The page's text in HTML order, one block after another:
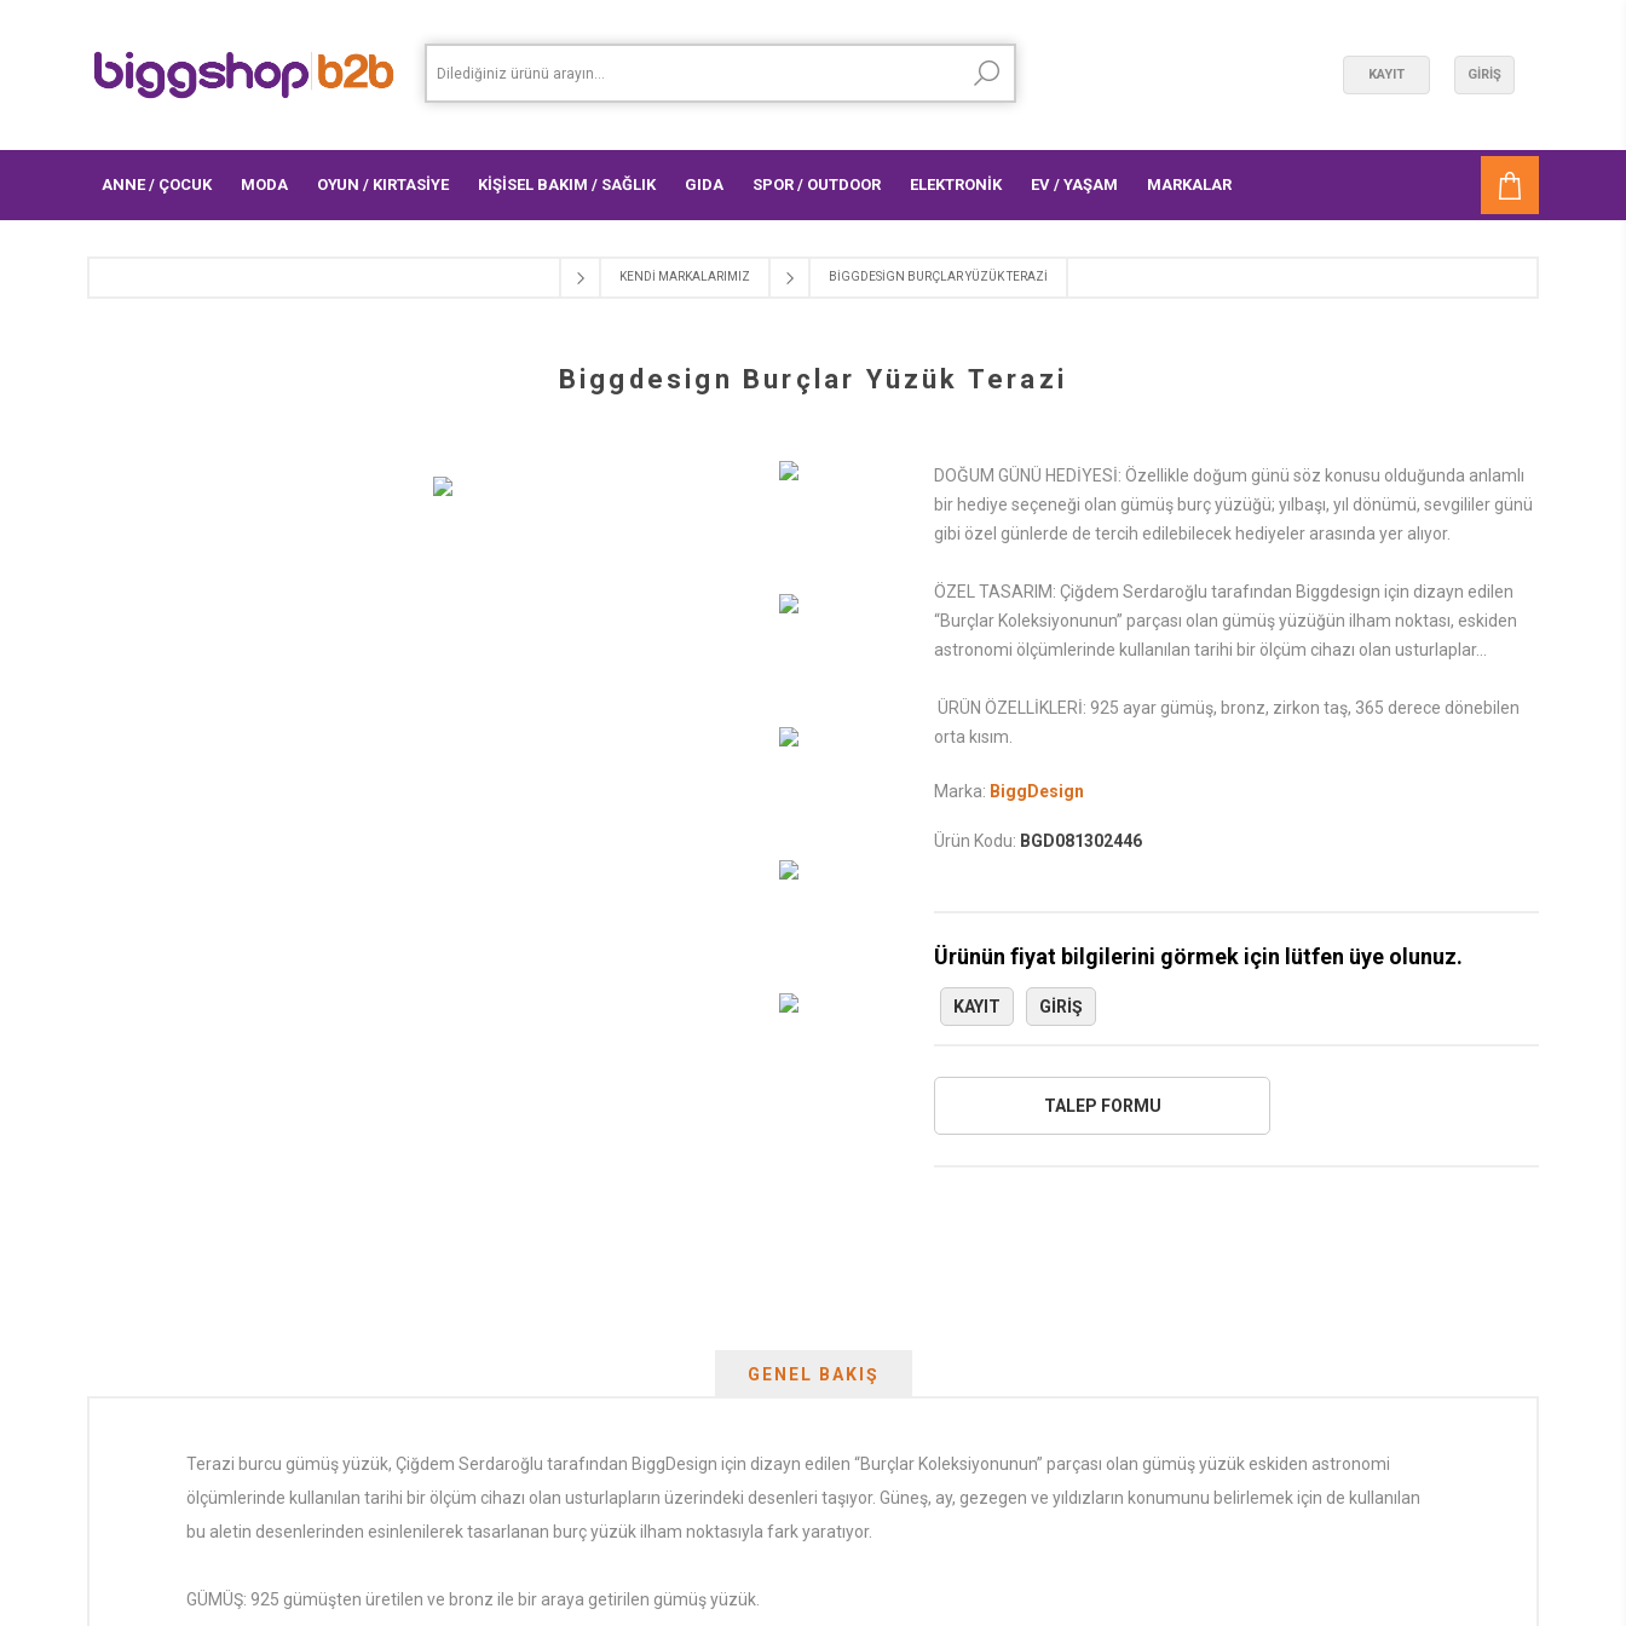
KAYIT GIRIŞ
ANNE / ÇOCUK MODA OYUN / KIRTASİYE KİŞİSEL BAKIM / SAĞLIK GIDA SPOR / OUTDOOR ELEKTRONİK EV / YAŞAM MARKALAR
KENDI MARKALARIMIZ BIGGDESIGN BURÇLAR YÜZÜK TERAZI
Biggdesign Burçlar Yüzük Terazi
DOĞUM GÜNÜ HEDİYESİ: Özellikle doğum günü söz konusu olduğunda anlamlı
bir hediye seçeneği olan gümüş burç yüzüğü; yılbaşı, yıl dönümü, sevgililer günü
gibi özel günlerde de tercih edilebilecek hediyeler arasında yer alıyor.
ÖZEL TASARIM: Çiğdem Serdaroğlu tarafından Biggdesign için dizayn edilen
“Burçlar Koleksiyonunun” parçası olan gümüş yüzüğün ilham noktası, eskiden
astronomi ölçümlerinde kullanılan tarihi bir ölçüm cihazı olan usturlaplar...
ÜRÜN ÖZELLİKLERİ: 925 ayar gümüş, bronz, zirkon taş, 365 derece dönebilen
orta kısım.
Marka: BiggDesign
Ürün Kodu: BGD081302446
Ürünün fiyat bilgilerini görmek için lütfen üye olunuz.
KAYIT GIRIŞ
GENEL BAKIŞ
Terazi burcu gümüş yüzük, Çiğdem Serdaroğlu tarafından BiggDesign için dizayn edilen “Burçlar Koleksiyonunun” parçası olan gümüş yüzük eskiden astronomi
ölçümlerinde kullanılan tarihi bir ölçüm cihazı olan usturlapların üzerindeki desenleri taşıyor. Güneş, ay, gezegen ve yıldızların konumunu belirlemek için de kullanılan
bu aletin desenlerinden esinlenilerek tasarlanan burç yüzük ilham noktasıyla fark yaratıyor.
GÜMÜŞ: 925 gümüşten üretilen ve bronz ile bir araya getirilen gümüş yüzük.